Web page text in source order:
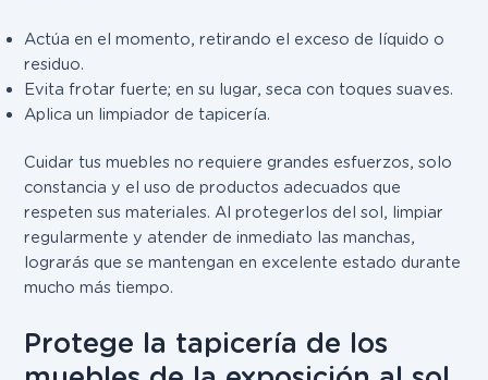
Actúa en el momento, retirando el exceso de líquido o
residuo.
Evita frotar fuerte; en su lugar, seca con toques suaves.
Aplica un limpiador de tapicería.
Cuidar tus muebles no requiere grandes esfuerzos, solo
constancia y el uso de productos adecuados que
respeten sus materiales. Al protegerlos del sol, limpiar
regularmente y atender de inmediato las manchas,
lograrás que se mantengan en excelente estado durante
mucho más tiempo.
Protege la tapicería de los